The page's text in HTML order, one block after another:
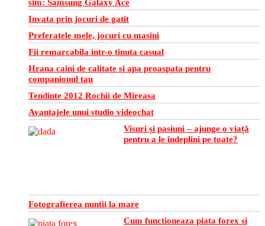
sim: Samsung Galaxy Ace
Invata prin jocuri de gatit
Preferatele mele, jocuri cu masini
Fii remarcabila intr-o tinuta casual
Hrana caini de calitate si apa proaspata pentru
companionul tau
Tendinte 2012 Rochii de Mireasa
Avantajele unui studio videochat
Visuri și pasiuni – ajunge o viață
pentru a le îndeplini pe toate?
Fotografierea nuntii la mare
Cum functioneaza piata forex si